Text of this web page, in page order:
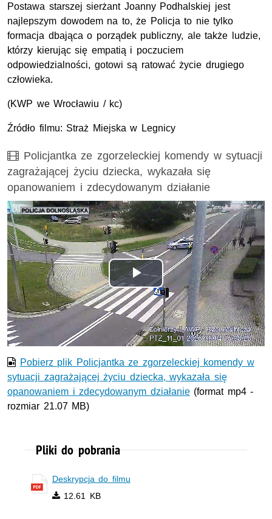
Postawa starszej sierżant Joanny Podhalskiej jest
najlepszym dowodem na to, że Policja to nie tylko
formacja dbająca o porządek publiczny, ale także ludzie,
którzy kierując się empatią i poczuciem
odpowiedzialności, gotowi są ratować życie drugiego
człowieka.
(KWP we Wrocławiu / kc)
Źródło filmu: Straż Miejska w Legnicy
Film
Policjantka ze zgorzeleckiej komendy w sytuacji
zagrażającej życiu dziecka, wykazała się
opanowaniem i zdecydowanym działanie
Odtwórz
wideo
Pobierz plik Policjantka ze zgorzeleckiej komendy w
sytuacji zagrażającej życiu dziecka, wykazała się
opanowaniem i zdecydowanym działanie(format mp4 -
rozmiar 21.07 MB)
Pliki do pobrania
Deskrypcja do filmu
12.61 KB